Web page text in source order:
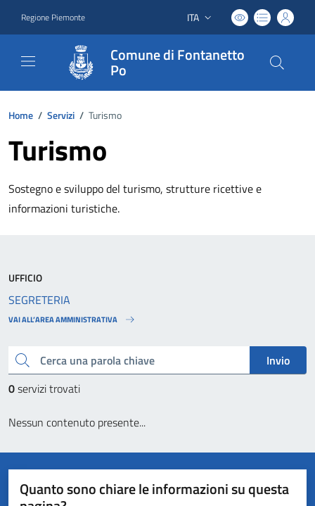
Regione Piemonte Lingua attiva:
ITA
Comune di Fontanetto
Po
Home / Servizi / Turismo
Turismo
Sostegno e sviluppo del turismo, strutture ricettive e
informazioni turistiche.
Cerca una parola chiave
Invio
0servizi trovati
Nessun contenuto presente...
UFFICIO
SEGRETERIA
VAI ALL’AREA AMMINISTRATIVA
Quanto sono chiare le informazioni su questa